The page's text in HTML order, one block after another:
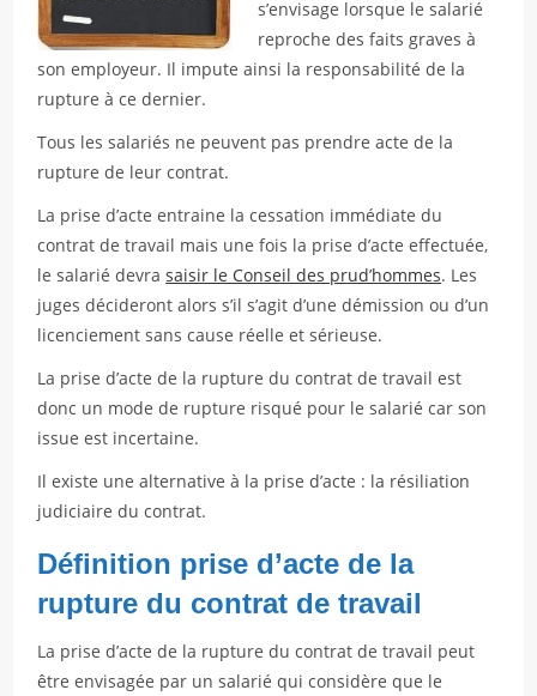
s’envisage lorsque le salarié
reproche des faits graves à
son employeur. Il impute ainsi la responsabilité de la
rupture à ce dernier.
Tous les salariés ne peuvent pas prendre acte de la
rupture de leur contrat.
La prise d’acte entraine la cessation immédiate du
contrat de travail mais une fois la prise d’acte effectuée,
le salarié devrasaisir le Conseil des prud’hommes. Les
juges décideront alors s’il s’agit d’une démission ou d’un
licenciement sans cause réelle et sérieuse.
La prise d’acte de la rupture du contrat de travail est
donc un mode de rupture risqué pour le salarié car son
issue est incertaine.
Il existe une alternative à la prise d’acte : la résiliation
judiciaire du contrat.
Définition prise d’acte de la
rupture du contrat de travail
La prise d’acte de la rupture du contrat de travail peut
être envisagée par un salarié qui considère que le